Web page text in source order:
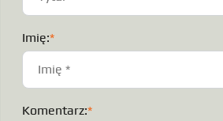
Imię:*
Komentarz:*